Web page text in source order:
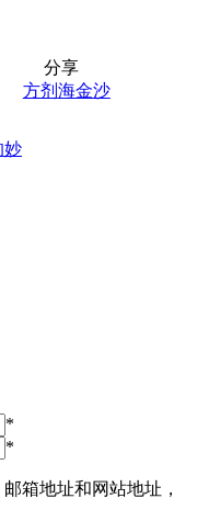
分享
妙
方剂 海金沙
*
*
箱地址和网站地址，